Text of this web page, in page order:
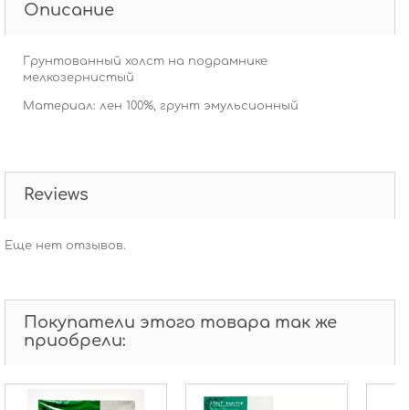
Описание
Грунтованный холст на подрамнике
мелкозернистый
Материал: лен 100%, грунт эмульсионный
Reviews
Еще нет отзывов.
Покупатели этого товара так же
приобрели: